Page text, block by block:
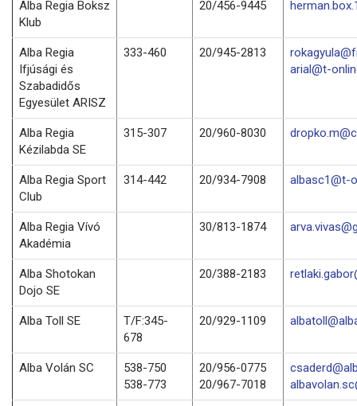
Alba Regia Boksz
Klub
20/456-9445
Alba Regia
Ifjúsági és
Szabadidős
Egyesület ARISZ
333-460 20/945-2813
arial@t-
Alba Regia
Kézilabda SE
315-307 20/960-8030
Alba Regia Sport
Club
314-442 20/934-7908 albasc1@t-
Alba Regia Vívó
Akadémia
30/813-1874
Alba Shotokan
Dojo SE
20/388-2183
Alba Toll SE
T/F:345-
678
20/929-1109
Alba Volán SC
538-750
538-773
20/956-0775
20/967-7018